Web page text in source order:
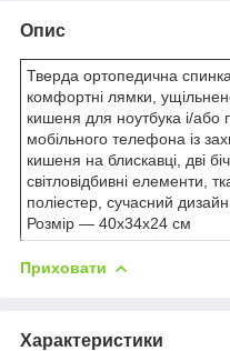
Опис
Тверда ортопедична
комфортні лямки,
кишеня для ноутбука і/
мобільного телефона із
кишеня на блискавці, дві
світловідбивні елементи,
поліестер, сучасний дизайн.
Розмір — 40х34х24 см
Приховати
Характеристики